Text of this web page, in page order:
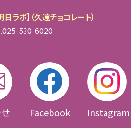
ラボ】（久遠チョコレート）
530-6020
Facebook Instagram